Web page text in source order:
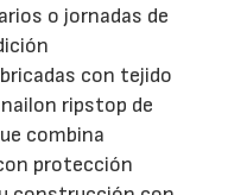
o jornadas de
con tejido
nailon ripstop de
combina
protección